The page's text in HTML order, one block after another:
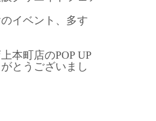
イベント、多す
本町店のPOP UP
とうございまし